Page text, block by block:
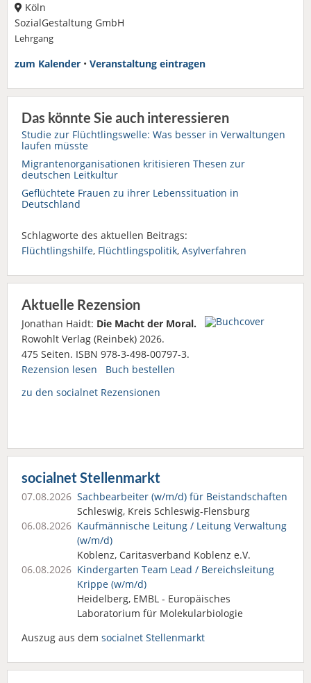
Köln
SozialGestaltung GmbH
Lehrgang
zum Kalender • Veranstaltung eintragen
Das könnte Sie auch interessieren
Studie zur Flüchtlingswelle: Was besser in Verwaltungen
laufen müsste
Migrantenorganisationen kritisieren Thesen zur
deutschen Leitkultur
Geflüchtete Frauen zu ihrer Lebenssituation in
Deutschland
Schlagworte des aktuellen Beitrags:
Flüchtlingshilfe, Flüchtlingspolitik, Asylverfahren
Aktuelle Rezension
Jonathan Haidt: Die Macht der Moral.
Rowohlt Verlag (Reinbek) 2026.
475 Seiten. ISBN 978-3-498-00797-3.
Rezension lesen
Buch bestellen
zu den socialnet Rezensionen
socialnet Stellenmarkt
07.08.2026 Sachbearbeiter (w/m/d) für Beistandschaften
Schleswig, Kreis Schleswig-Flensburg
06.08.2026 Kaufmännische Leitung / Leitung Verwaltung
(w/m/d)
Koblenz, Caritasverband Koblenz e.V.
06.08.2026 Kindergarten Team Lead / Bereichsleitung
Krippe (w/m/d)
Heidelberg, EMBL - Europäisches
Laboratorium für Molekularbiologie
Auszug aus dem socialnet Stellenmarkt